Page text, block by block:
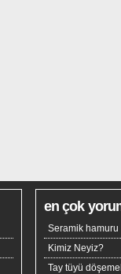
en çok
Seramik hamuru
Kimiz Neyiz?
Tay tüyü